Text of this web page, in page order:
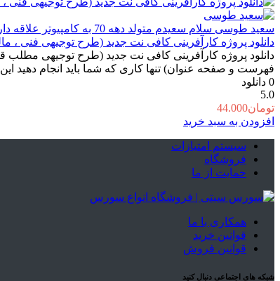
سعید طوسی سلام سعیدم متولد دهه 70 به کامپیوتر علاقه دارم و دوست داشتم بدونم ک چجوری کار میکنه ک با برنامه نویسی آشنا شدم و دوست داشتم شماهم باهاش آشنا بشید.
دانلود پروژه کارآفرینی کافی نت جدید (طرح توجیهی فنی ،
فهرست و صفحه عنوان) تنها کاری که شما باید انجام دهید
0 دانلود
5.0
تومان44.000
افزودن به سبد خرید
سیستم امتیازات
فروشگاه
حمایت از ما
همکاری با ما
قوانین خرید
قوانین فروش
شبکه های اجتماعی دنبال کنید